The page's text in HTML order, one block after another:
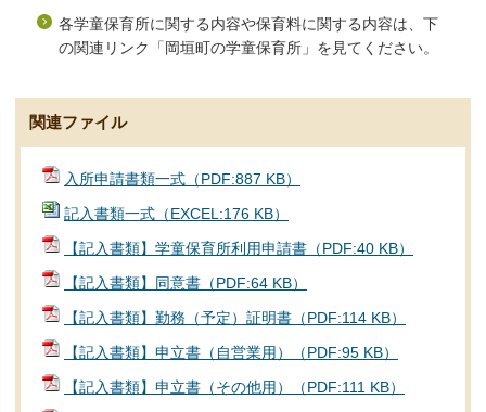
各学童保育所に関する内容や保育料に関する内容は、下
の関連リンク「岡垣町の学童保育所」を見てください。
関連ファイル
入所申請書類一式（PDF:887 KB）
記入書類一式（EXCEL:176 KB）
【記入書類】学童保育所利用申請書（PDF:40 KB）
【記入書類】同意書（PDF:64 KB）
【記入書類】勤務（予定）証明書（PDF:114 KB）
【記入書類】申立書（自営業用）（PDF:95 KB）
【記入書類】申立書（その他用）（PDF:111 KB）